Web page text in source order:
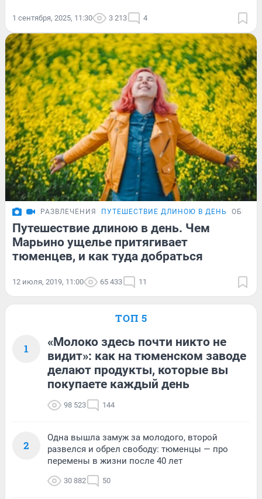
1 сентября, 2025, 11:30 3 213 4
РАЗВЛЕЧЕНИЯ ПУТЕШЕСТВИЕ ДЛИНОЮ В ДЕНЬ ОБЗОР
Путешествие длиною в день. Чем
Марьино ущелье притягивает
тюменцев, и как туда добраться
12 июля, 2019, 11:00 65 433 11
ТОП 5
1
«Молоко здесь почти никто не
видит»: как на тюменском заводе
делают продукты, которые вы
покупаете каждый день
98 523 144
2
Одна вышла замуж за молодого, второй
развелся и обрел свободу: тюменцы — про
перемены в жизни после 40 лет
30 882 50